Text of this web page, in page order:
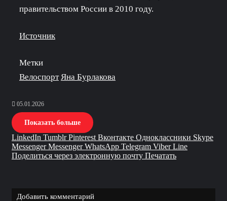
правительством России в 2010 году.
Источник
Метки
Велоспорт Яна Бурлакова
05.01.2026
Показать больше
LinkedIn Tumblr Pinterest Вконтакте Одноклассники Skype
Messenger Messenger WhatsApp Telegram Viber Line
Поделиться через электронную почту Печатать
Добавить комментарий